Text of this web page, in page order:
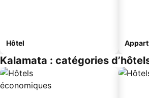
Hôtel
Kalamata : catégories